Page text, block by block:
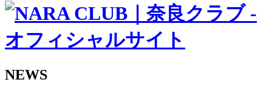
その他
2026/27トップチーム
2026/27トップチームスタッフ
NEWS